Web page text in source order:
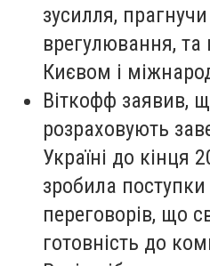
зусилля,
врегулювання, та
Києвом і
Віткофф заявив,
розраховують
Україні до кінця
зробила поступки
переговорів, що
готовність до